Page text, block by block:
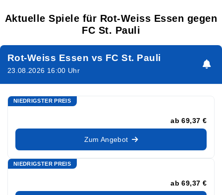
Aktuelle Spiele für Rot-Weiss Essen gegen
FC St. Pauli
Rot-Weiss Essen vs FC St. Pauli
23.08.2026 16:00 Uhr
NIEDRIGSTER PREIS
ab 69,37 €
Zum Angebot
NIEDRIGSTER PREIS
ab 69,37 €